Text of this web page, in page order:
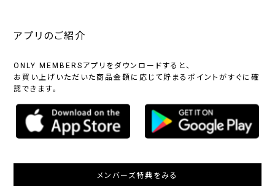
アプリのご紹介
ONLY MEMBERSアプリをダウンロードすると、
お買い上げいただいた商品金額に応じて貯まるポイントがすぐに確
認できます。
メンバーズ特典をみる